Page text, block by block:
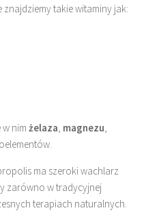
znajdziemy takie witaminy jak:
nim żelaza, magnezu,
ma szeroki wachlarz
zarówno w tradycyjnej
terapiach naturalnych.